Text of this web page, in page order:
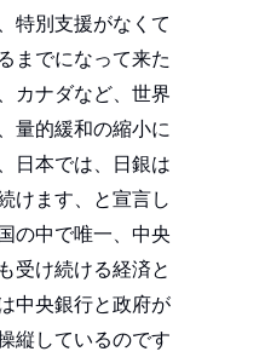
特別支援がなくて
までになって来た
カナダなど、世界
量的緩和の縮小に
日本では、日銀は
けます、と宣言し
の中で唯一、中央
受け続ける経済と
中央銀行と政府が
縦しているのです